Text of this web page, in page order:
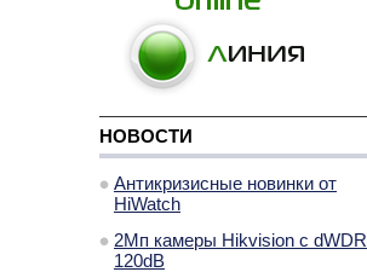
НОВОСТИ
Антикризисные новинки от
HiWatch
2Мп камеры Hikvision с dWDR
120dB